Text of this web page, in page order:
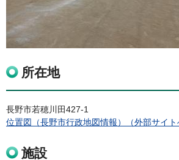
所在地
長野市若穂川田427-1
位置図（長野市行政地図情報）（外部サイト
施設